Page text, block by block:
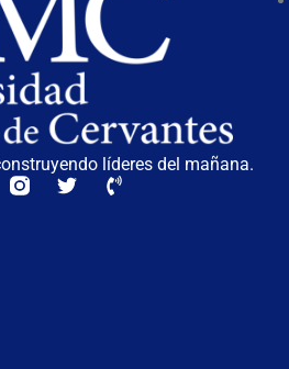
líderes del mañana.